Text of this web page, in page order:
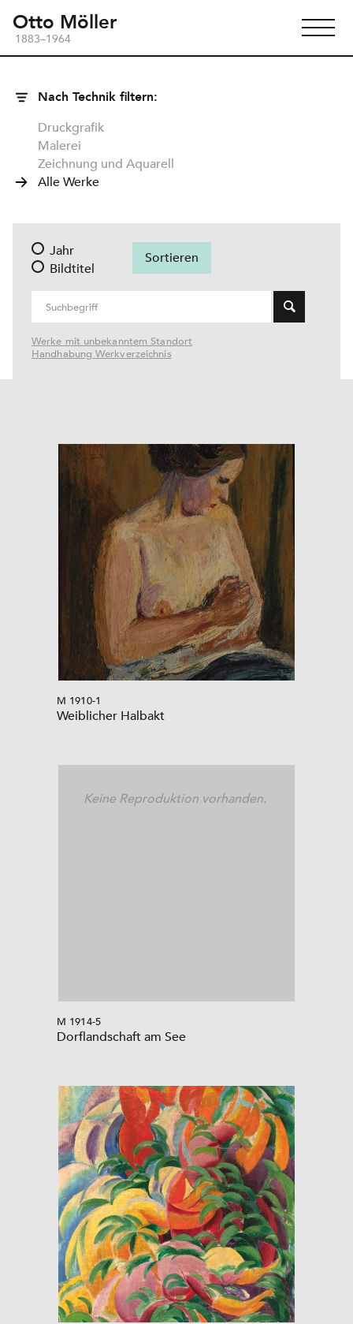
Otto Möller
1883–1964
Nach Technik filtern:
Druckgrafik
Malerei
Zeichnung und Aquarell
Alle Werke
Jahr
Bildtitel
Werke mit unbekanntem Standort
Handhabung Werkverzeichnis
M 1910-1
Weiblicher Halbakt
Keine Reproduktion vorhanden.
M 1914-5
Dorflandschaft am See